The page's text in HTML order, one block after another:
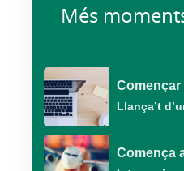
Més
Llança’t
Comença